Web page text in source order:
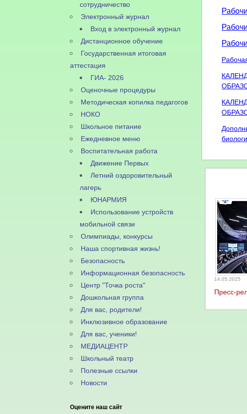
сотрудничество
Электронный журнал
Вход в электронный журнал
Дистанционное обучение
Государственная итоговая
аттестация
ГИА- 2026
Оценочные процедуры
Методическая копилка педагогов
НОКО
Школьное питание
Ежедневное меню
Воспитательная работа
Движение Первых
Летний оздоровительный
лагерь
ЮНАРМИЯ
Использование устройств
мобильной связи
Олимпиады, конкурсы
Наша спортивная жизнь!
Безопасность
Информационная безопасность
Центр "Точка роста"
Дошкольная группа
Для вас, родители!
Инклюзивное образование
Для вас, ученики!
МЕДИАЦЕНТР
Школьный театр
Полезные ссылки
Новости
Оцените наш сайт
14.05.2025
Пресс-